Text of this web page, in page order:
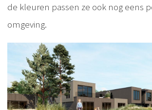
de kleuren passen ze ook nog eens
omgeving.